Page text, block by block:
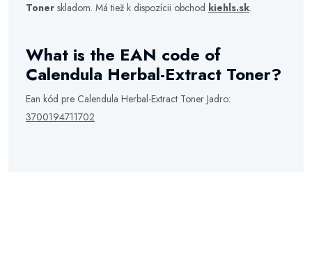
Toner skladom. Má tiež k dispozícii obchod kiehls.sk.
What is the EAN code of
Calendula Herbal-Extract Toner?
Ean kód pre Calendula Herbal-Extract Toner Jadro:
3700194711702